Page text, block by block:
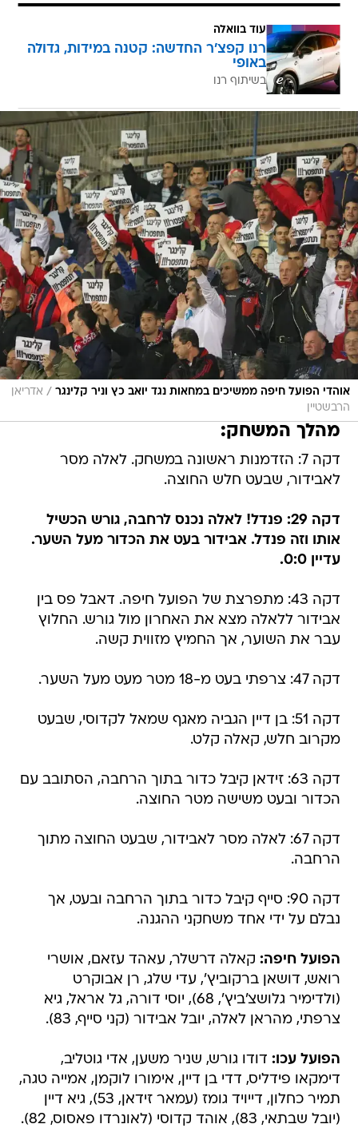
עוד בוואלה
רנו קפצ'ר החדשה: קטנה במידות, גדולה
באופי
בשיתוף רנו
אוהדי הפועל חיפה ממשיכים במחאות נגד יואב כץ וניר קלינגר / אדריאן
הרבשטיין
מהלך המשחק:
דקה 7: הזדמנות ראשונה במשחק. לאלה מסר
לאבידור, שבעט חלש החוצה.
דקה 29: פנדל! לאלה נכנס לרחבה, גורש הכשיל
אותו וזה פנדל. אבידור בעט את הכדור מעל השער.
עדיין 0:0.
דקה 43: מתפרצת של הפועל חיפה. דאבל פס בין
אבידור ללאלה מצא את האחרון מול גורש. החלוץ
עבר את השוער, אך החמיץ מזווית קשה.
דקה 47: צרפתי בעט מ-18 מטר מעט מעל השער.
דקה 51: בן דיין הגביה מאגף שמאל לקדוסי, שבעט
מקרוב חלש, קאלה קלט.
דקה 63: זידאן קיבל כדור בתוך הרחבה, הסתובב עם
הכדור ובעט משישה מטר החוצה.
דקה 67: לאלה מסר לאבידור, שבעט החוצה מתוך
הרחבה.
דקה 90: סייף קיבל כדור בתוך הרחבה ובעט, אך
נבלם על ידי אחד משחקני ההגנה.
הפועל חיפה: קאלה דרשלר, עאהד עזאם, אושרי
רואש, דושאן ברקוביץ', עדי שלג, רן אבוקרט
(ולדימיר גלושצ'ביץ', 68), יוסי דורה, גל אראל, גיא
צרפתי, מהראן לאלה, יובל אבידור (קני סייף, 83).
הפועל עכו: דודו גורש, שניר משען, אדי גוטליב,
דימקאו פידליס, דדי בן דיין, אימורו לוקמן, אמייה טגה,
תמיר כחלון, דייויד גומז (עמאר זידאן, 53), גיא דיין
(יובל שבתאי, 83), אוהד קדוסי (לאונרדו פאסוס, 82).